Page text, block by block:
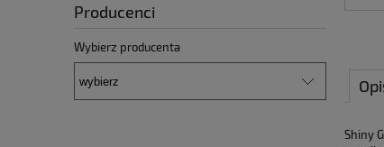
Producenci
Wybierz producenta
Shiny